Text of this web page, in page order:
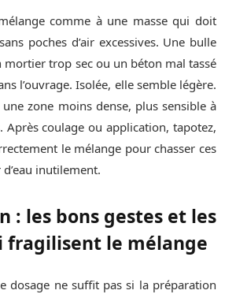
comme à une masse qui doit
poches d’air excessives. Une bulle
mortier trop sec ou un béton mal tassé
l’ouvrage. Isolée, elle semble légère.
une zone moins dense, plus sensible à
Après coulage ou application, tapotez,
le mélange pour chasser ces
inutilement.
: les bons gestes et les
fragilisent le mélange
dosage ne suffit pas si la préparation